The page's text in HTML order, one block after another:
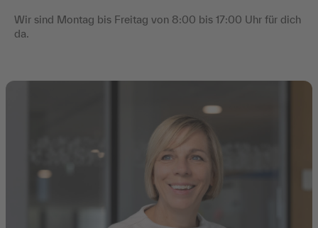
Wir sind Montag bis Freitag von 8:00 bis 17:00 Uhr für dich
da.